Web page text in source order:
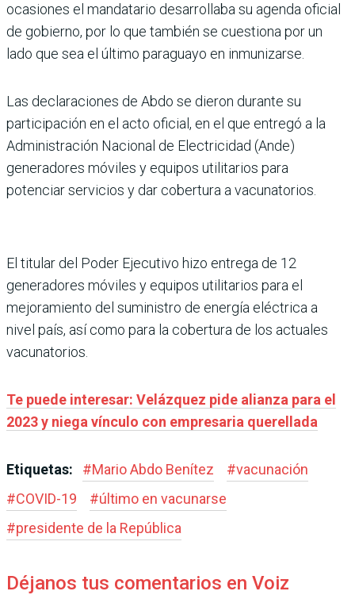
ocasiones el mandatario desarrollaba su agenda oficial
de gobierno, por lo que también se cuestiona por un
lado que sea el último paraguayo en inmunizarse.
Las declaraciones de Abdo se dieron durante su
participación en el acto oficial, en el que entregó a la
Administración Nacional de Electricidad (Ande)
generadores móviles y equipos utilitarios para
potenciar servicios y dar cobertura a vacunatorios.
El titular del Poder Ejecutivo hizo entrega de 12
generadores móviles y equipos utilitarios para el
mejoramiento del suministro de energía eléctrica a
nivel país, así como para la cobertura de los actuales
vacunatorios.
Te puede interesar: Velázquez pide alianza para el
2023 y niega vínculo con empresaria querellada
Etiquetas: #Mario Abdo Benítez #vacunación
#COVID-19 #último en vacunarse
#presidente de la República
Déjanos tus comentarios en Voiz